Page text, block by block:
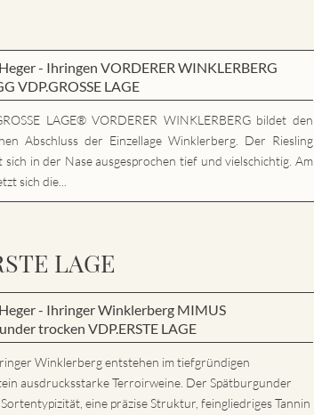
- Ihringen VORDERER WINKLERBERG
VDP.GROSSE LAGE
LAGE® VORDERER WINKLERBERG bildet den
Abschluss der Einzellage Winklerberg. Der Riesling
sich in der Nase ausgesprochen tief und vielschichtig. Am
sich die...
LAGE
- Ihringer Winklerberg MIMUS
trocken VDP.ERSTE LAGE
Winklerberg entstehen im tiefgründigen
ausdrucksstarke Terroirweine. Der Spätburgunder
eine präzise Struktur, feingliedriges Tannin